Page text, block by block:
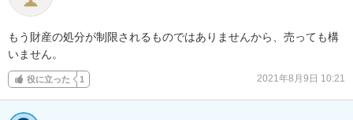
もう財産の処分が制限されるものではありませんから、売っても構
いません。
役に立った 1 2021年8月9日 10:21